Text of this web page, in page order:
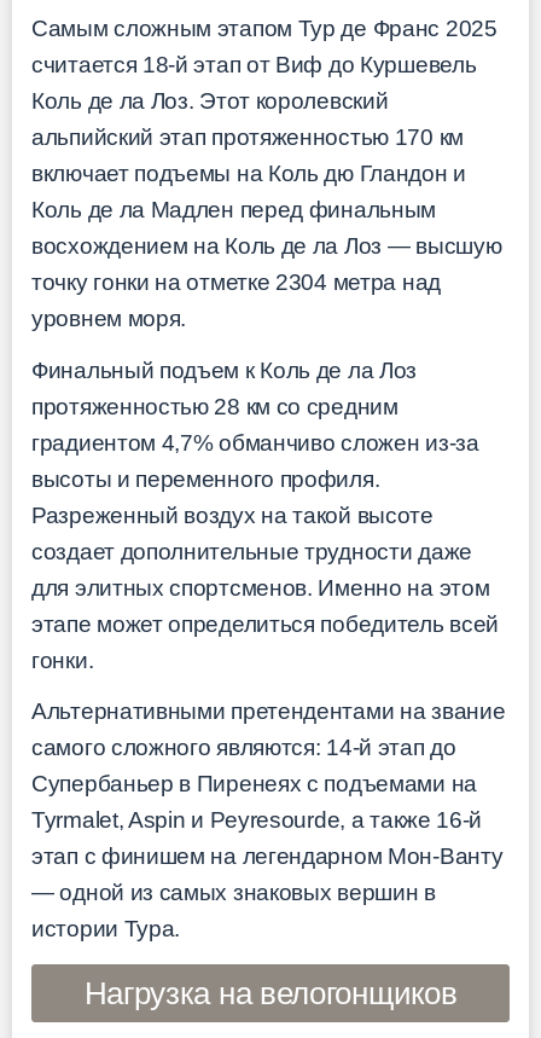
Самым сложным этапом Тур де Франс 2025
считается 18-й этап от Виф до Куршевель
Коль де ла Лоз. Этот королевский
альпийский этап протяженностью 170 км
включает подъемы на Коль дю Гландон и
Коль де ла Мадлен перед финальным
восхождением на Коль де ла Лоз — высшую
точку гонки на отметке 2304 метра над
уровнем моря.
Финальный подъем к Коль де ла Лоз
протяженностью 28 км со средним
градиентом 4,7% обманчиво сложен из-за
высоты и переменного профиля.
Разреженный воздух на такой высоте
создает дополнительные трудности даже
для элитных спортсменов. Именно на этом
этапе может определиться победитель всей
гонки.
Альтернативными претендентами на звание
самого сложного являются: 14-й этап до
Супербаньер в Пиренеях с подъемами на
Туrmalet, Aspin и Peyresourde, а также 16-й
этап с финишем на легендарном Мон-Ванту
— одной из самых знаковых вершин в
истории Тура.
Нагрузка на велогонщиков